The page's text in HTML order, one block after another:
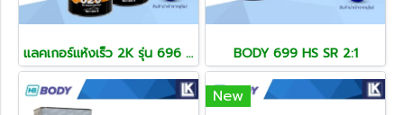
แลคเกอร์แห้งเร็ว 2K รุ่น 696 AIR DRY CLAR HS SR ระบบ 2:1 BODY 699 HS SR 2:1
New